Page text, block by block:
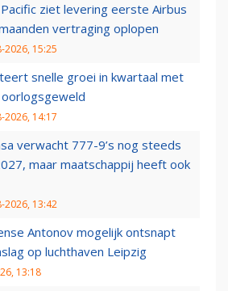
ziet levering eerste Airbus
vertraging oplopen
2026, 15:25
snelle groei in kwartaal met
2026, 14:17
verwacht 777-9’s nog steeds
maar maatschappij heeft ook
2026, 13:42
Antonov mogelijk ontsnapt
op luchthaven Leipzig
13:18